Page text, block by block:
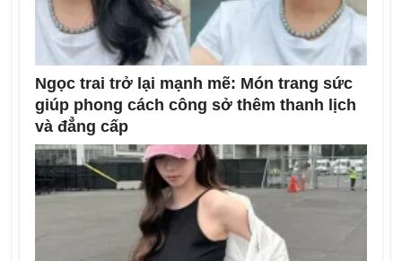
Ngọc trai trở lại mạnh mẽ: Món trang sức
giúp phong cách công sở thêm thanh lịch
và đẳng cấp